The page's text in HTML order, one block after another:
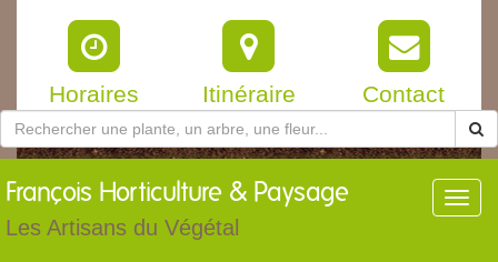
Horaires Itinéraire Contact
François Horticulture & Paysage
Les Artisans du Végétal